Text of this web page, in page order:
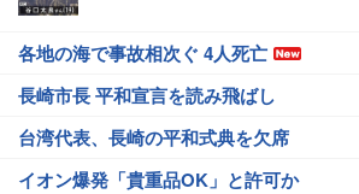
各地の海で事故相次ぐ 4人死亡
長崎市長 平和宣言を読み飛ばし
台湾代表、長崎の平和式典を欠席
イオン爆発「貴重品OK」と許可か